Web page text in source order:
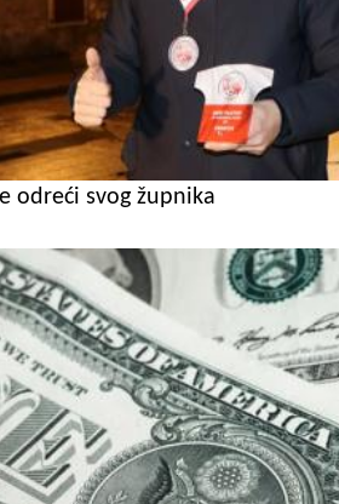
odreći svog župnika